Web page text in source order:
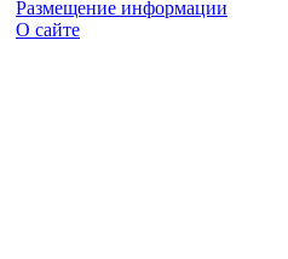
Размещение информации
О сайте